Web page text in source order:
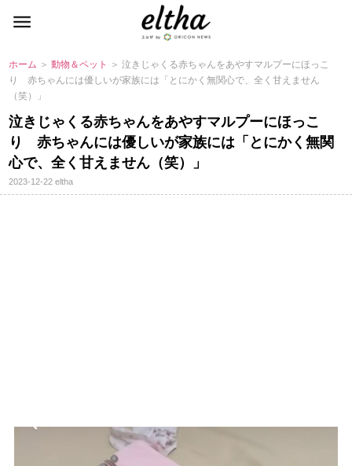
ホーム ＞動物＆ペット
＞ 泣きじゃくる赤ちゃんをあやすマルプーにほっこ
り 赤ちゃんには優しいが家族には「とにかく無関心で、全く甘えません
（笑）」
泣きじゃくる赤ちゃんをあやすマルプーにほっこ
り 赤ちゃんには優しいが家族には「とにかく無関
心で、全く甘えません（笑）」
2023-12-22eltha